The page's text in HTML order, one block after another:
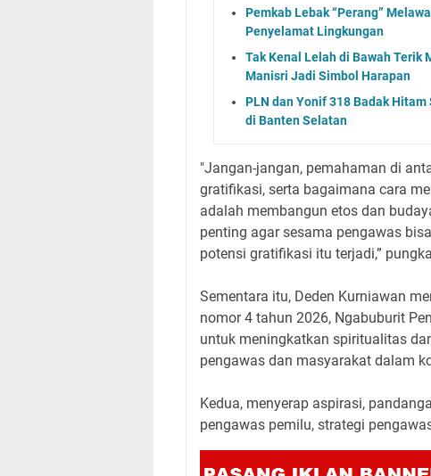
Pemkab Lebak “Perang”
Penyelamat Lingkungan
Tak Kenal Lelah di Bawah Terik
Manisri Jadi Simbol Harapan
PLN dan Yonif 318 Badak
di Banten Selatan
"Jangan-jangan, pemahaman di
gratifikasi, serta bagaimana cara
adalah membangun etos dan
penting agar sesama pengawas
potensi gratifikasi itu terjadi,”
Sementara itu, Deden Kurniawan
nomor 4 tahun 2026, Ngabuburit
untuk meningkatkan spiritualitas
pengawas dan masyarakat dalam
Kedua, menyerap aspirasi,
pengawas pemilu, strategi